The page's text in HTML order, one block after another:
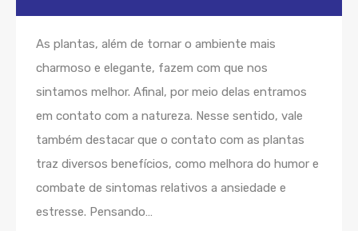
As plantas, além de tornar o ambiente mais
charmoso e elegante, fazem com que nos
sintamos melhor. Afinal, por meio delas entramos
em contato com a natureza. Nesse sentido, vale
também destacar que o contato com as plantas
traz diversos benefícios, como melhora do humor e
combate de sintomas relativos a ansiedade e
estresse. Pensando…